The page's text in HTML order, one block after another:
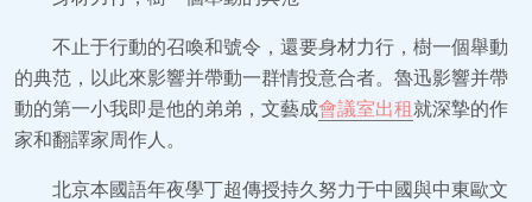
不止于行動的召喚和號令，還要身材力行，樹一個舉動
的典范，以此來影響并帶動一群情投意合者。魯迅影響并帶
動的第一小我即是他的弟弟，文藝成會議室出租就深摯的作
家和翻譯家周作人。
北京本國語年夜學丁超傳授持久努力于中國與中東歐文